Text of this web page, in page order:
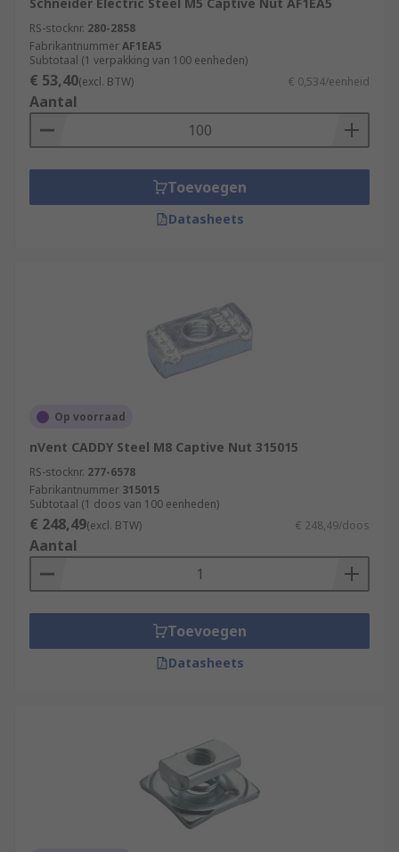
RS-stocknr. 280-2858
FabrikantnummerAF1EA5
Subtotaal (1 verpakking van 100 eenheden)
€ 53,40(excl. BTW) € 0,534/eenheid
Aantal
Toevoegen
Datasheets
Op voorraad
nVent CADDY Steel M8 Captive Nut 315015
RS-stocknr. 277-6578
Fabrikantnummer 315015
Subtotaal (1 doos van 100 eenheden)
€ 248,49(excl. BTW) € 248,49/doos
Aantal
Toevoegen
Datasheets